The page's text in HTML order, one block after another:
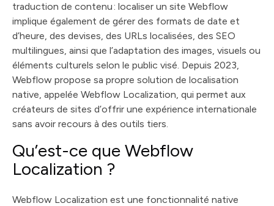
traduction de contenu : localiser un site Webflow
implique également de gérer des formats de date et
d’heure, des devises, des URLs localisées, des SEO
multilingues, ainsi que l’adaptation des images, visuels ou
éléments culturels selon le public visé. Depuis 2023,
Webflow propose sa propre solution de localisation
native, appelée Webflow Localization, qui permet aux
créateurs de sites d’offrir une expérience internationale
sans avoir recours à des outils tiers.
Qu’est-ce que Webflow
Localization ?
Webflow Localization est une fonctionnalité native